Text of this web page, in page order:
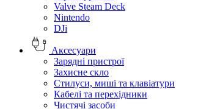
Valve Steam Deck
Nintendo
DJi
Аксесуари
Зарядні пристрої
Захисне скло
Стилуси, миші та клавіатури
Кабелі та перехідники
Чистячі засоби